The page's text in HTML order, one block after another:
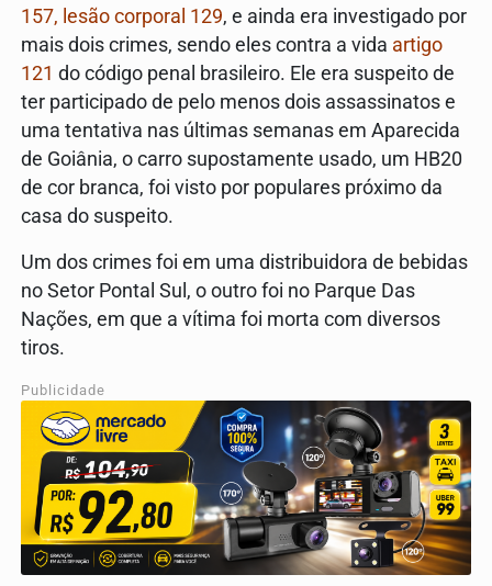
157, lesão corporal 129, e ainda era investigado por
mais dois crimes, sendo eles contra a vida artigo
121 do código penal brasileiro. Ele era suspeito de
ter participado de pelo menos dois assassinatos e
uma tentativa nas últimas semanas em Aparecida
de Goiânia, o carro supostamente usado, um HB20
de cor branca, foi visto por populares próximo da
casa do suspeito.
Um dos crimes foi em uma distribuidora de bebidas
no Setor Pontal Sul, o outro foi no Parque Das
Nações, em que a vítima foi morta com diversos
tiros.
Publicidade